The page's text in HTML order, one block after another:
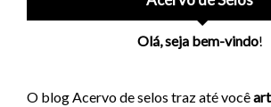
Olá, seja bem-vindo!
O blog Acervo de selos traz até você